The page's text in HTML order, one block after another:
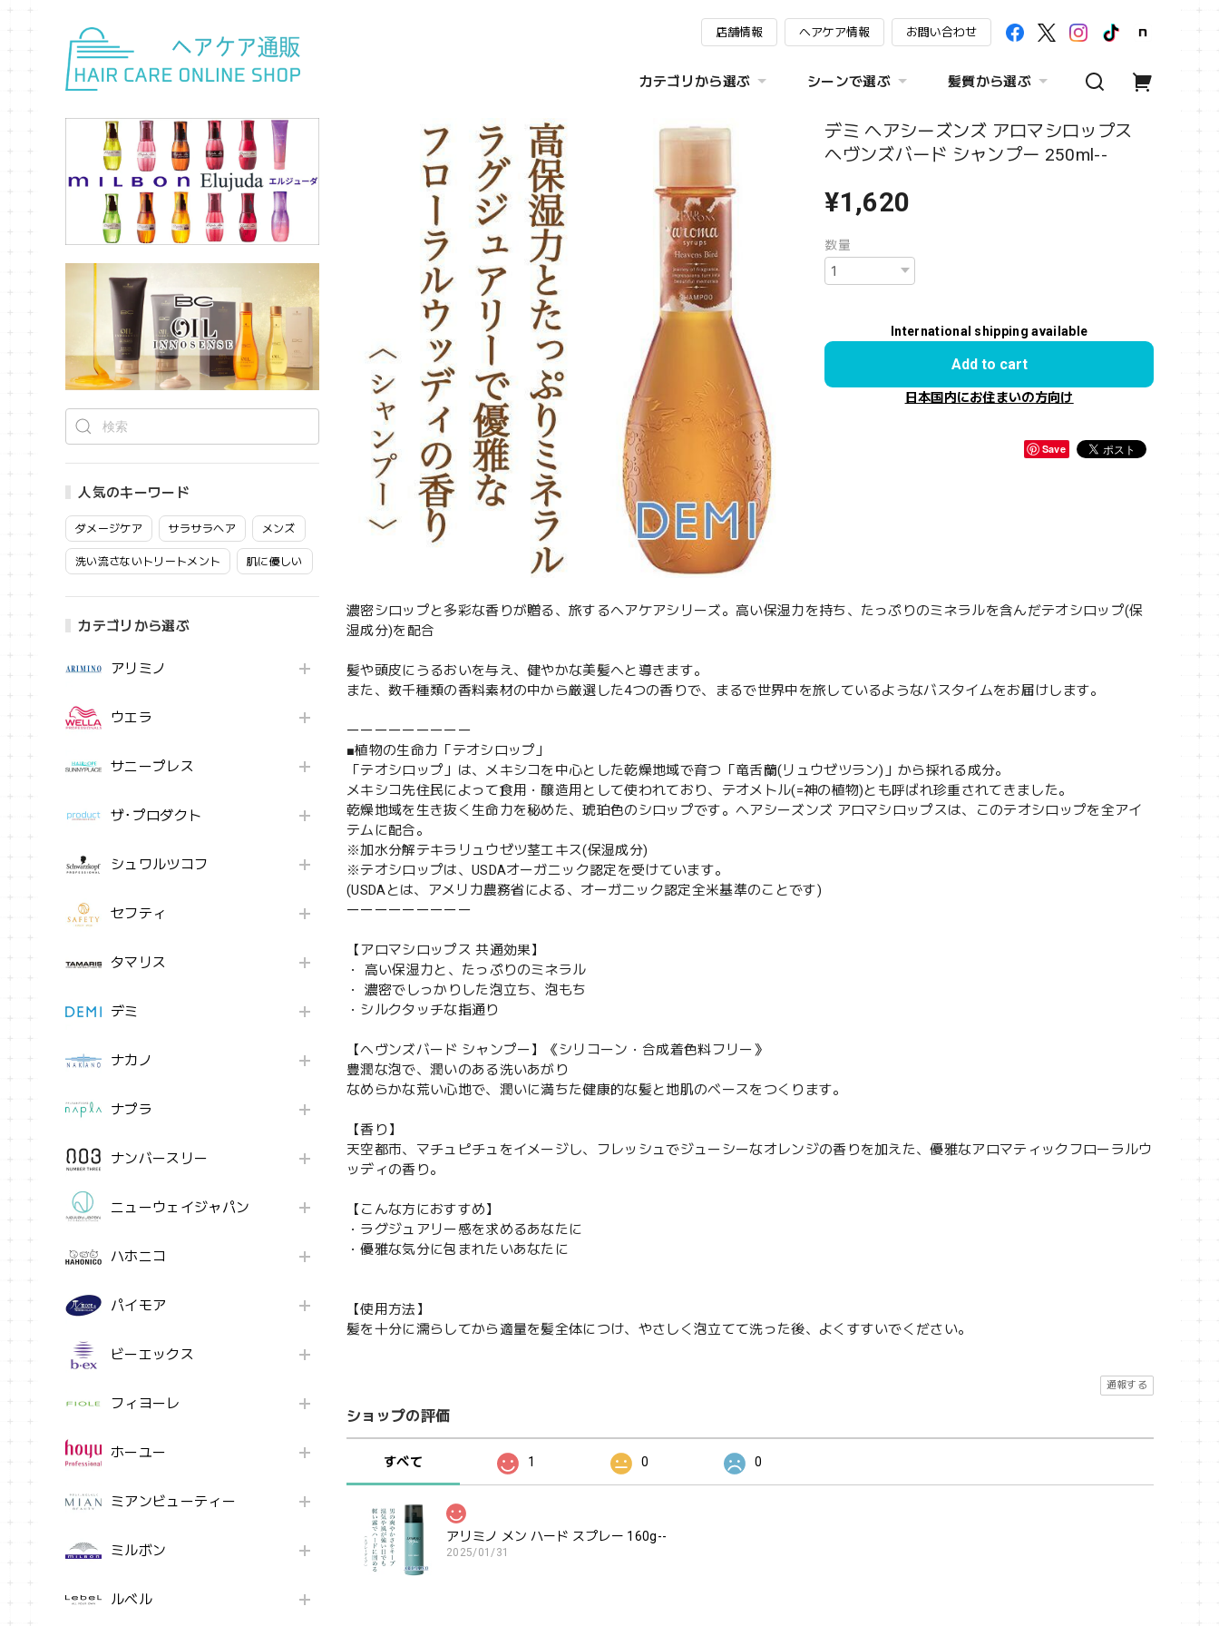
店舗情報 ヘアケア情報 お問い合わせ
カテゴリから選ぶ シーンで選ぶ 髪質から選ぶ
人気のキーワード
ダメージケア サラサラヘア メンズ
洗い流さないトリートメント 肌に優しい
カテゴリから選ぶ
アリミノ
ウエラ
サニープレス
ザ･プロダクト
シュワルツコフ
セフティ
タマリス
デミ
ナカノ
ナプラ
ナンバースリー
ニューウェイジャパン
ハホニコ
パイモア
ビーエックス
フィヨーレ
ホーユー
ミアンビューティー
ミルボン
ルベル
デミ ヘアシーズンズ アロマシロップス
へヴンズバード シャンプー 250ml--
¥1,620
数量
International shipping available
Add to cart
日本国内にお住まいの方向け
Save
濃密シロップと多彩な香りが贈る、旅するヘアケアシリーズ。高い保湿力を持ち、たっぷりのミネラルを含んだテオシロップ(保
湿成分)を配合
髪や頭皮にうるおいを与え、健やかな美髪へと導きます。
また、数千種類の香料素材の中から厳選した4つの香りで、まるで世界中を旅しているようなバスタイムをお届けします。
ーーーーーーーーー
■植物の生命力「テオシロップ」
「テオシロップ」は、メキシコを中心とした乾燥地域で育つ「竜舌蘭(リュウゼツラン)」から採れる成分。
メキシコ先住民によって食用・醸造用として使われており、テオメトル(=神の植物)とも呼ばれ珍重されてきました。
乾燥地域を生き抜く生命力を秘めた、琥珀色のシロップです。ヘアシーズンズ アロマシロップスは、このテオシロップを全アイ
テムに配合。
※加水分解テキラリュウゼツ茎エキス(保湿成分)
※テオシロップは、USDAオーガニック認定を受けています。
(USDAとは、アメリカ農務省による、オーガニック認定全米基準のことです)
ーーーーーーーーー
【アロマシロップス 共通効果】
・ 高い保湿力と、たっぷりのミネラル
・ 濃密でしっかりした泡立ち、泡もち
・シルクタッチな指通り
【ヘヴンズバード シャンプー】《シリコーン・合成着色料フリー》
豊潤な泡で、潤いのある洗いあがり
なめらかな荒い心地で、潤いに満ちた健康的な髪と地肌のベースをつくります。
【香り】
天空都市、マチュピチュをイメージし、フレッシュでジューシーなオレンジの香りを加えた、優雅なアロマティックフローラルウ
ッディの香り。
【こんな方におすすめ】
・ラグジュアリー感を求めるあなたに
・優雅な気分に包まれたいあなたに
【使用方法】
髪を十分に濡らしてから適量を髪全体につけ、やさしく泡立てて洗った後、よくすすいでください。
通報する
ショップの評価
すべて 1 0 0
アリミノ メン ハード スプレー 160g--
2025/01/31